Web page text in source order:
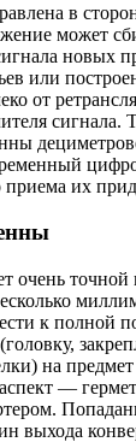
в
может
новых
или
от
сигнала.
их
очень
к полной
на
—
выхода